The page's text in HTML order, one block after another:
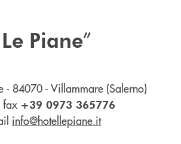
Piane”
- 84070 - Villammare (Salerno)
fax +39 0973 365776
info@hotellepiane.it